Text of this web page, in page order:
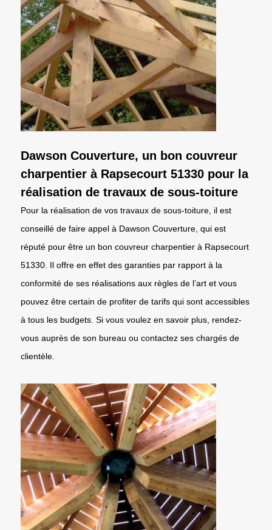
Dawson Couverture, un bon couvreur
charpentier à Rapsecourt 51330 pour la
réalisation de travaux de sous-toiture
Pour la réalisation de vos travaux de sous-toiture, il est
conseillé de faire appel à Dawson Couverture, qui est
réputé pour être un bon couvreur charpentier à Rapsecourt
51330. Il offre en effet des garanties par rapport à la
conformité de ses réalisations aux règles de l’art et vous
pouvez être certain de profiter de tarifs qui sont accessibles
à tous les budgets. Si vous voulez en savoir plus, rendez-
vous auprès de son bureau ou contactez ses chargés de
clientèle.